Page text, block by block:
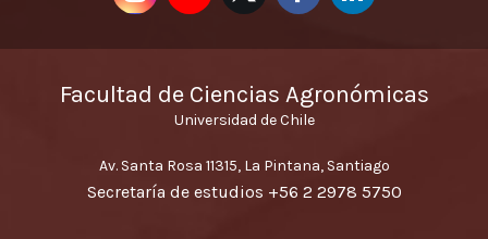
Facultad de Ciencias Agronómicas
Universidad de Chile
Av. Santa Rosa 11315, La Pintana, Santiago
Secretaría de estudios +56 2 2978 5750